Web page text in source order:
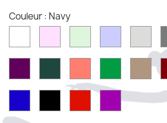
Couleur : Navy
EmeraldMoka
Red Purple